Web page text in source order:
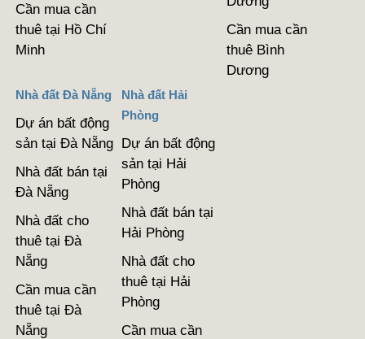
Cần mua cần
thuê tại Hồ Chí
Minh
Cần mua cần
thuê Bình
Dương
Nhà đất Đà Nẵng
Dự án bất động
sản tại Đà Nẵng
Nhà đất bán tại
Đà Nẵng
Nhà đất cho
thuê tại Đà
Nẵng
Cần mua cần
thuê tại Đà
Nẵng
Nhà đất Hải
Phòng
Dự án bất động
sản tại Hải
Phòng
Nhà đất bán tại
Hải Phòng
Nhà đất cho
thuê tại Hải
Phòng
Cần mua cần